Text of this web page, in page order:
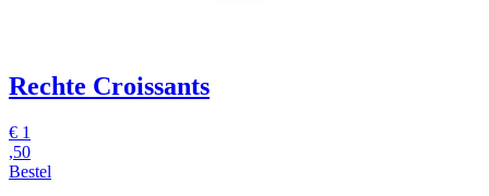
Rechte Croissants
€ 1
,50
Bestel